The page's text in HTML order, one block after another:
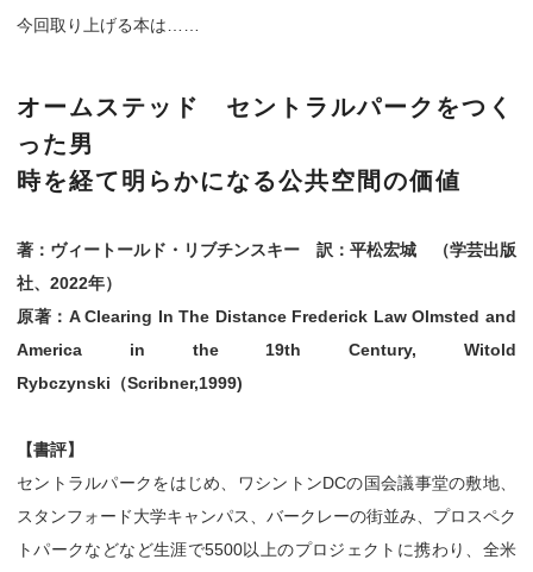
今回取り上げる本は……
オームステッド セントラルパークをつく
った男
時を経て明らかになる公共空間の価値
著：ヴィートールド・リブチンスキー 訳：平松宏城 （学芸出版
社、2022年）
原著：A Clearing In The Distance Frederick Law Olmsted and
America in the 19th Century, Witold
Rybczynski（Scribner,1999)
【書評】
セントラルパークをはじめ、ワシントンDCの国会議事堂の敷地、
スタンフォード大学キャンパス、バークレーの街並み、プロスペク
トパークなどなど生涯で5500以上のプロジェクトに携わり、全米